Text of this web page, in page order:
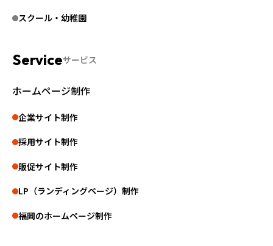
スクール・幼稚園
サービス
ホームページ制作
企業サイト制作
採用サイト制作
販促サイト制作
LP（ランディングページ）制作
福岡のホームページ制作